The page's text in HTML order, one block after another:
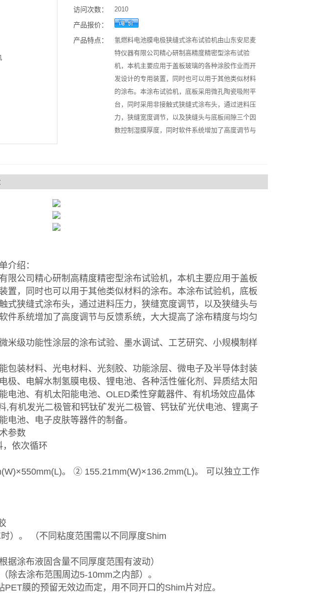
访问次数： 2010
产品报价：
产品特点：
氢燃料电池膜电极狭缝式涂布试验机由山东安尼麦
特仪器有限公司精心研制高精度精密型涂布试验
机，本机主要应用于盖板玻璃的各种涂胶作业而开
发设计的专用装置，同时也可以用于其他类似材料
的涂布。本涂布试验机，底板采用微孔陶瓷吸附平
台，同时采用非接触式狭缝式涂布头，通过进料压
力，狭缝宽度调节，以及狭缝头与底板间隙三个因
数控制湿膜厚度，同时软件系统增加了高度调节与
介绍：
限公司精心研制高精度精密型涂布试验机，本机主要应用于盖板
置，同时也可以用于其他类似材料的涂布。本涂布试验机，底板
式狭缝式涂布头，通过进料压力，狭缝宽度调节，以及狭缝头与
件系统增加了高度调节与反馈系统，大大提高了涂布精度与均匀
米级功能性涂层的涂布试验、墨水调试、工艺研究、小规模制样
包装材料、光电材料、光刻胶、功能涂层、微电子及半导体封装
极、电解水制氢膜电极、锂电池、各种活性催化剂、异质结太阳
电池、有机太阳能电池、OLED柔性穿戴器件、有机场效应晶体
,有机发光二极管和钙钛矿发光二极管、钙钛矿光伏电池、锂离子
电池、电子皮肤等器件的制备。
参数
，依次循环
。 ② 155.21mm(W)×136.2mm(L)。 可以独立工作
）。 （不同粘度范围需以不同厚度Shim
涂布液固含量不同厚度范围有波动）
除去涂布范围周边5-10mm之内部）。
膜的预留无效边而定，用不同开口的Shim片对应。